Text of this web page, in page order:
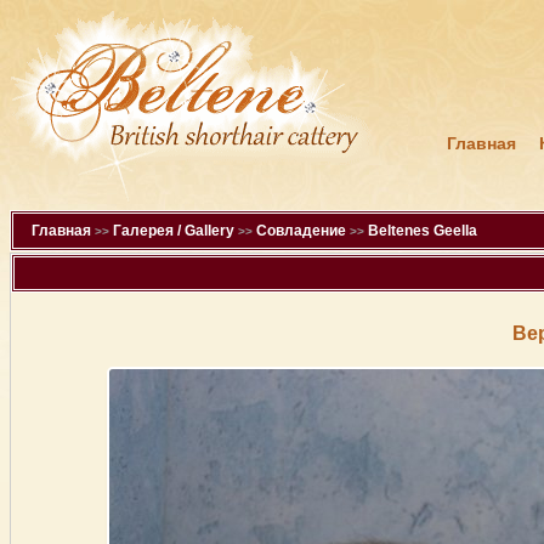
Главная
Главная >> Галерея / Gallery >> Совладение >> Beltenes Geella